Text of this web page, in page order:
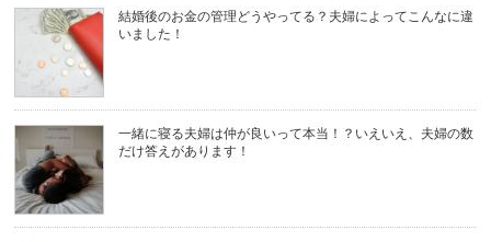
結婚後のお金の管理どうやってる？夫婦によってこんなに違
いました！
一緒に寝る夫婦は仲が良いって本当！？いえいえ、夫婦の数
だけ答えがあります！